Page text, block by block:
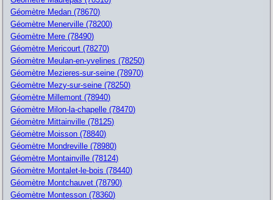
Géomètre Medan (78670)
Géomètre Menerville (78200)
Géomètre Mere (78490)
Géomètre Mericourt (78270)
Géomètre Meulan-en-yvelines (78250)
Géomètre Mezieres-sur-seine (78970)
Géomètre Mezy-sur-seine (78250)
Géomètre Millemont (78940)
Géomètre Milon-la-chapelle (78470)
Géomètre Mittainville (78125)
Géomètre Moisson (78840)
Géomètre Mondreville (78980)
Géomètre Montainville (78124)
Géomètre Montalet-le-bois (78440)
Géomètre Montchauvet (78790)
Géomètre Montesson (78360)